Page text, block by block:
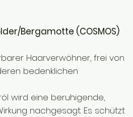
Bergamotte (COSMOS)
Haarverwöhner, frei von
bedenklichen
wird eine beruhigende,
nachgesagt. Es schützt